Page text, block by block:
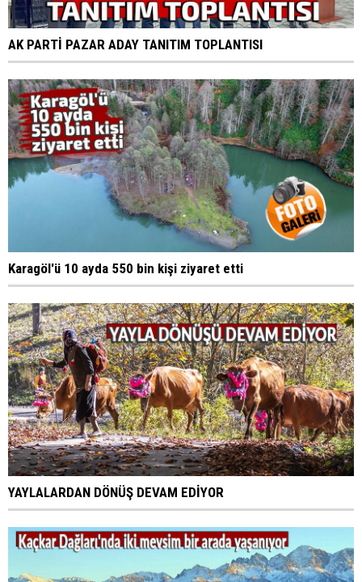
AK PARTİ PAZAR ADAY TANITIM TOPLANTISI
Karagöl'ü 10 ayda 550 bin kişi ziyaret etti
YAYLALARDAN DÖNÜŞ DEVAM EDİYOR